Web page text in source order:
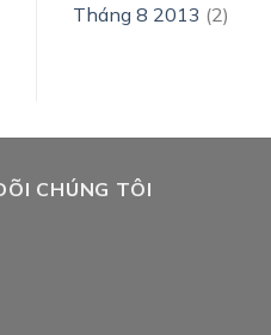
Tháng 8 2013 (2)
CHÚNG TÔI